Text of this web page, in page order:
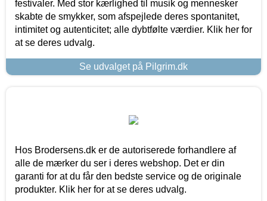
festivaler. Med stor kærlighed til musik og mennesker
skabte de smykker, som afspejlede deres spontanitet,
intimitet og autenticitet; alle dybtfølte værdier. Klik her for
at se deres udvalg.
Se udvalget på Pilgrim.dk
Hos Brodersens.dk er de autoriserede forhandlere af
alle de mærker du ser i deres webshop. Det er din
garanti for at du får den bedste service og de originale
produkter. Klik her for at se deres udvalg.